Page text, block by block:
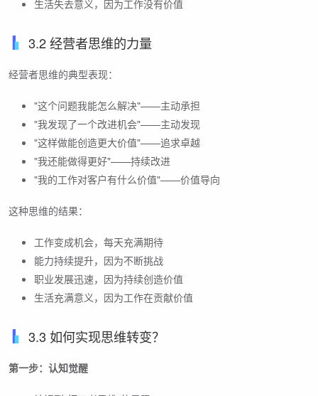
生活失去意义，因为工作没有价值
3.2 经营者思维的力量
经营者思维的典型表现：
"这个问题我能怎么解决"——主动承担
"我发现了一个改进机会"——主动发现
"这样做能创造更大价值"——追求卓越
"我还能做得更好"——持续改进
"我的工作对客户有什么价值"——价值导向
这种思维的结果：
工作变成机会，每天充满期待
能力持续提升，因为不断挑战
职业发展迅速，因为持续创造价值
生活充满意义，因为工作在贡献价值
3.3 如何实现思维转变？
第一步：认知觉醒